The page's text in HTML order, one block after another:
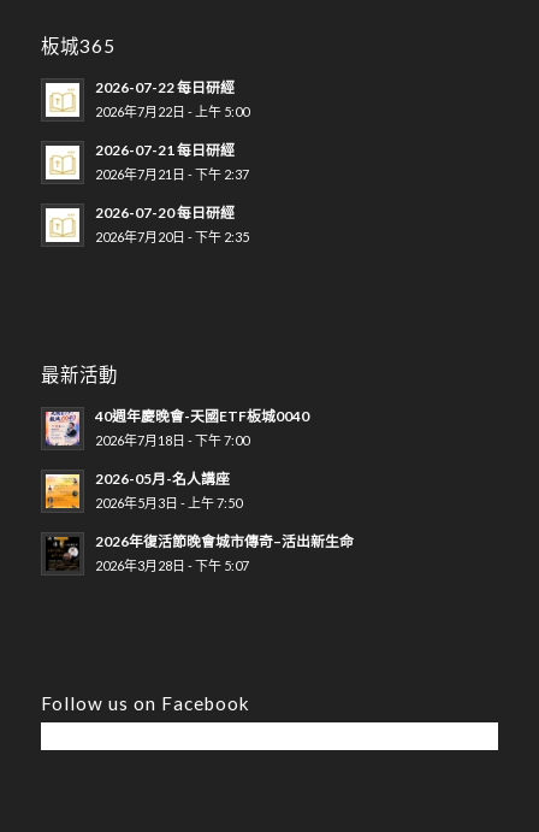
板城365
2026-07-22 每日研經
2026年7月22日 - 上午 5:00
2026-07-21 每日研經
2026年7月21日 - 下午 2:37
2026-07-20 每日研經
2026年7月20日 - 下午 2:35
最新活動
40週年慶晚會-天國ETF板城0040
2026年7月18日 - 下午 7:00
2026-05月-名人講座
2026年5月3日 - 上午 7:50
2026年復活節晚會城市傳奇–活出新生命
2026年3月28日 - 下午 5:07
Follow us on Facebook